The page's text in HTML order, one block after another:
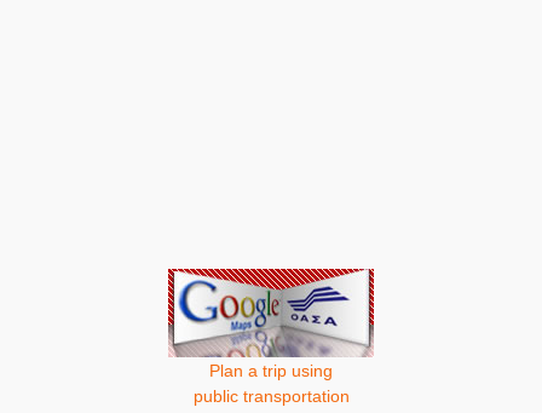
Plan a trip using
public transportation